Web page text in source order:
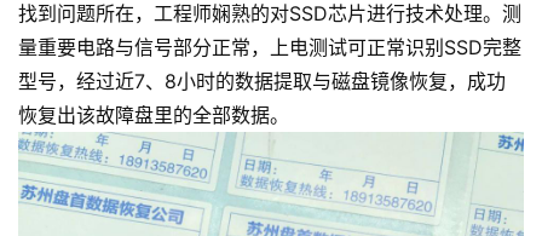
找到问题所在，工程师娴熟的对SSD芯片进行技术处理。测
量重要电路与信号部分正常，上电测试可正常识别SSD完整
型号，经过近7、8小时的数据提取与磁盘镜像恢复，成功
恢复出该故障盘里的全部数据。